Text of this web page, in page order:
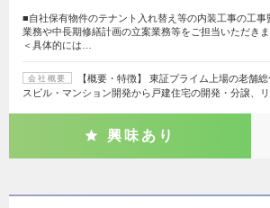
■自社保有物件のテナント入れ替え等の内装工事の工事
業務や中長期修繕計画の立案業務等をご担当いただきま
＜具体的には…
会社概要
【概要・特徴】 東証プライム上場の老舗
スビル・マンション開発から戸建住宅の開発・分譲、
興味あり